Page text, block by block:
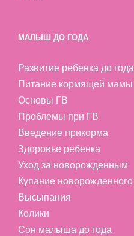
МАЛЫШ ДО ГОДА
Развитие ребенка до года
Питание кормящей мамы
Основы ГВ
Проблемы при ГВ
Введение прикорма
Здоровье ребенка
Уход за новорожденным
Купание новорожденного
Высыпания
Колики
Сон малыша до года